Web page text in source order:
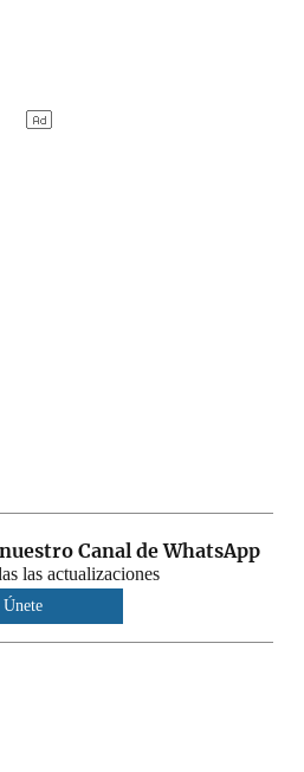
Canal de WhatsApp
las actualizaciones
Únete